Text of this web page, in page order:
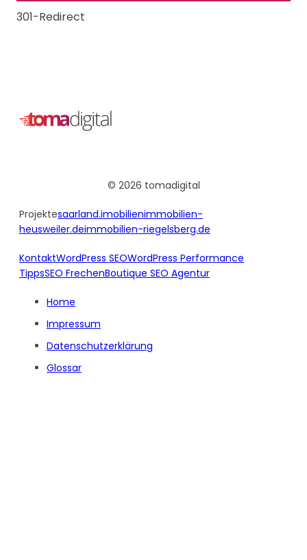
301-Redirect
© 2026 tomadigital
Projektesaarland.imobilienimmobilien-
heusweiler.deimmobilien-riegelsberg.de
KontaktWordPress SEOWordPress Performance
TippsSEO FrechenBoutique SEO Agentur
Home
Impressum
Datenschutzerklärung
Glossar